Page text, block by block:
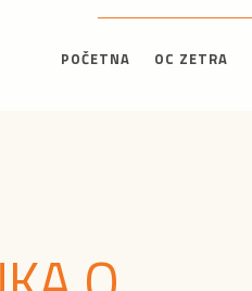
POČETNA OC ZETRA